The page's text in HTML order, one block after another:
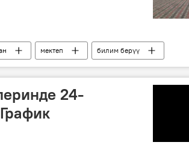
мектеп билим берүү
24-